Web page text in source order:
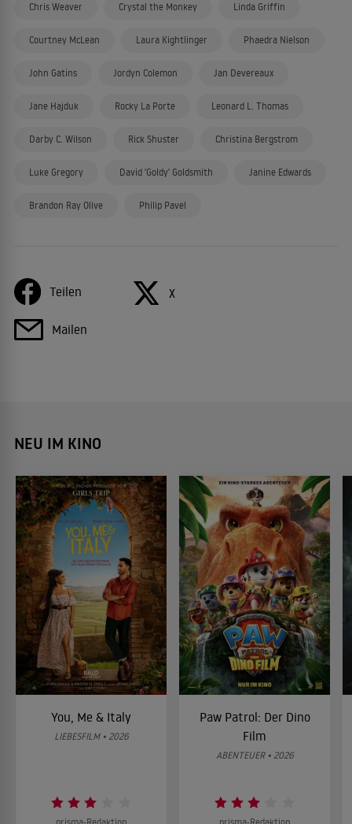
Chris Weaver Crystal the Monkey Linda Griffin
Courtney McLean Laura Kightlinger Phaedra Nielson
John Gatins Jordyn Colemon Jan Devereaux
Jane Hajduk Rocky La Porte Leonard L. Thomas
Darby C. Wilson Rick Shuster Christina Bergstrom
Luke Gregory David 'Goldy' Goldsmith Janine Edwards
Brandon Ray Olive Philip Pavel
Teilen X
Mailen
NEU IM KINO
You, Me & Italy
LIEBESFILM • 2026
Paw Patrol: Der Dino
Film
ABENTEUER • 2026